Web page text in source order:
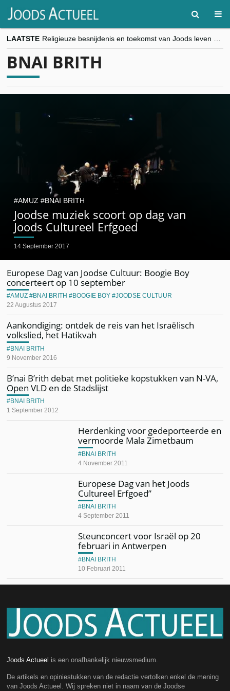
LAATSTE
“Besnijdenisdebat toont hoe moeilijk seculiere Westen minderheden begrijpt”, Jinnih Beels (Vooruit)
BNAI BRITH
Joodse muziek scoort op dag van
Joods Cultureel Erfgoed
14 September 2017
AMUZ BNAI BRITH
Europese Dag van Joodse Cultuur: Boogie Boy
concerteert op 10 september
22 Augustus 2017
AMUZ BNAI BRITH BOOGIE BOY JOODSE CULTUUR
Aankondiging: ontdek de reis van het Israëlisch
volkslied, het Hatikvah
9 November 2016
BNAI BRITH
B’nai B’rith debat met politieke kopstukken van N-VA,
Open VLD en de Stadslijst
1 September 2012
BNAI BRITH
Herdenking voor gedeporteerde en
vermoorde Mala Zimetbaum
4 November 2011
BNAI BRITH
Europese Dag van het Joods
Cultureel Erfgoed”
4 September 2011
BNAI BRITH
Steunconcert voor Israël op 20
februari in Antwerpen
10 Februari 2011
BNAI BRITH
Joods Actueel is een onafhankelijk nieuwsmedium.
De artikels en opiniestukken van de redactie vertolken enkel de mening
van Joods Actueel. Wij spreken niet in naam van de Joodse